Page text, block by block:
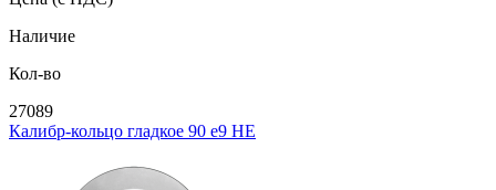
Наличие
Кол-во
27089
Калибр-кольцо гладкое 90 e9 НЕ